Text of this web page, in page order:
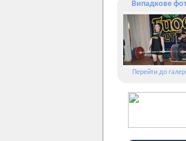
Випадкове
Перейти до